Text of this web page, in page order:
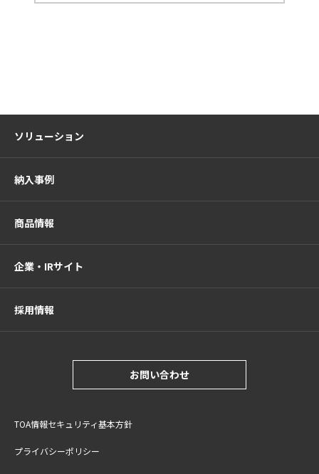
ソリューション
納入事例
商品情報
企業・IRサイト
採用情報
お問い合わせ
TOA情報セキュリティ基本方針
プライバシーポリシー